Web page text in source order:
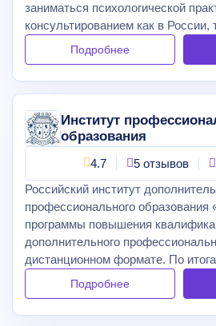
заниматься психологической
консультированием как в России,
Подробнее
Институт
образования
4.7 5 отзывов
Российский институт
профессионального
программы повышения
дополнительного
дистанционном формате. По
выдается официальный
вашу квалификацию.
Подробнее